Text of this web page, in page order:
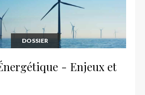
DOSSIER
- Enjeux et